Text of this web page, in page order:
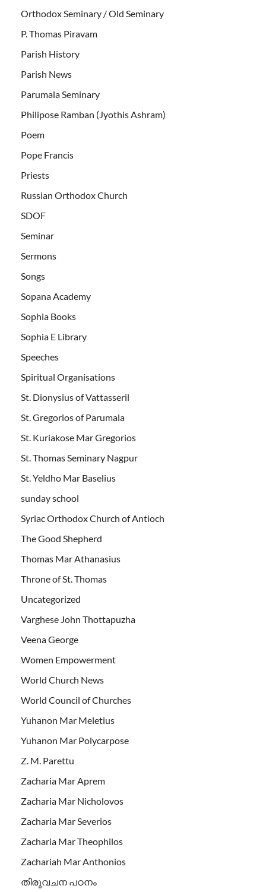
Orthodox Seminary / Old Seminary
P. Thomas Piravam
Parish History
Parish News
Parumala Seminary
Philipose Ramban (Jyothis Ashram)
Poem
Pope Francis
Priests
Russian Orthodox Church
SDOF
Seminar
Sermons
Songs
Sopana Academy
Sophia Books
Sophia E Library
Speeches
Spiritual Organisations
St. Dionysius of Vattasseril
St. Gregorios of Parumala
St. Kuriakose Mar Gregorios
St. Thomas Seminary Nagpur
St. Yeldho Mar Baselius
sunday school
Syriac Orthodox Church of Antioch
The Good Shepherd
Thomas Mar Athanasius
Throne of St. Thomas
Uncategorized
Varghese John Thottapuzha
Veena George
Women Empowerment
World Church News
World Council of Churches
Yuhanon Mar Meletius
Yuhanon Mar Polycarpose
Z. M. Parettu
Zacharia Mar Aprem
Zacharia Mar Nicholovos
Zacharia Mar Severios
Zacharia Mar Theophilos
Zachariah Mar Anthonios
തിരുവചന പഠനം